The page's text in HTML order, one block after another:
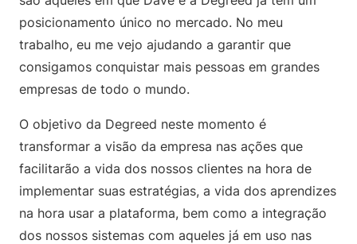
posicionamento único no mercado. No meu
trabalho, eu me vejo ajudando a garantir que
consigamos conquistar mais pessoas em grandes
empresas de todo o mundo.
O objetivo da Degreed neste momento é
transformar a visão da empresa nas ações que
facilitarão a vida dos nossos clientes na hora de
implementar suas estratégias, a vida dos aprendizes
na hora usar a plataforma, bem como a integração
dos nossos sistemas com aqueles já em uso nas